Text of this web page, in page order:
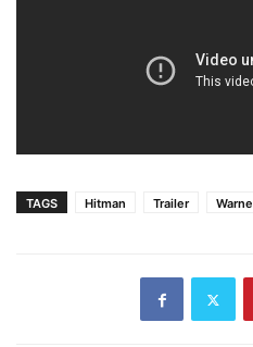
TAGS Hitman Trailer